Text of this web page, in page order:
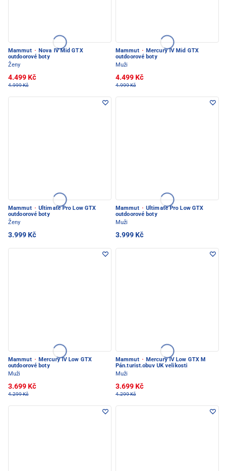
Mammut · Nova IV Mid GTX
outdoorové boty
Ženy
4.499 Kč
4.999 Kč
Mammut · Mercury IV Mid GTX
outdoorové boty
Muži
4.499 Kč
4.999 Kč
Mammut · Ultimate Pro Low GTX
outdoorové boty
Ženy
3.999 Kč
Mammut · Ultimate Pro Low GTX
outdoorové boty
Muži
3.999 Kč
Mammut · Mercury IV Low GTX
outdoorové boty
Muži
3.699 Kč
4.299 Kč
Mammut · Mercury IV Low GTX M
Pán.turist.obuv UK velikosti
Muži
3.699 Kč
4.299 Kč